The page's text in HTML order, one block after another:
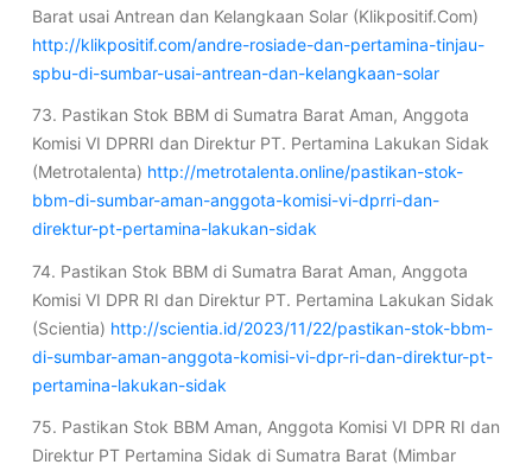
Barat usai Antrean dan Kelangkaan Solar (Klikpositif.Com)
http://klikpositif.com/andre-rosiade-dan-pertamina-tinjau-
spbu-di-sumbar-usai-antrean-dan-kelangkaan-solar
73. Pastikan Stok BBM di Sumatra Barat Aman, Anggota
Komisi VI DPRRI dan Direktur PT. Pertamina Lakukan Sidak
(Metrotalenta) http://metrotalenta.online/pastikan-stok-
bbm-di-sumbar-aman-anggota-komisi-vi-dprri-dan-
direktur-pt-pertamina-lakukan-sidak
74. Pastikan Stok BBM di Sumatra Barat Aman, Anggota
Komisi VI DPR RI dan Direktur PT. Pertamina Lakukan Sidak
(Scientia) http://scientia.id/2023/11/22/pastikan-stok-bbm-
di-sumbar-aman-anggota-komisi-vi-dpr-ri-dan-direktur-pt-
pertamina-lakukan-sidak
75. Pastikan Stok BBM Aman, Anggota Komisi VI DPR RI dan
Direktur PT Pertamina Sidak di Sumatra Barat (Mimbar